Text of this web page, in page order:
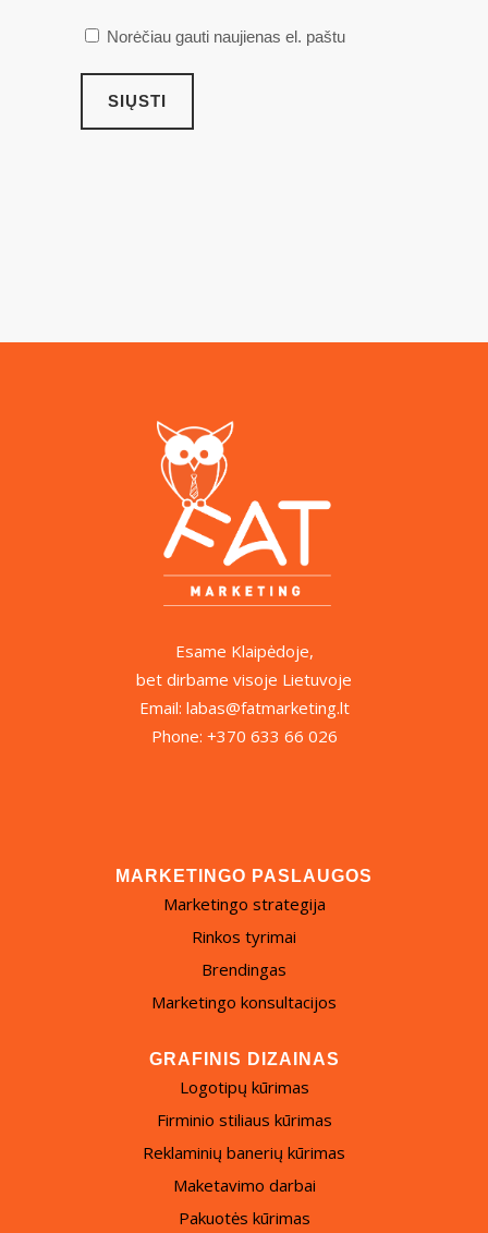
Norėčiau gauti naujienas el. paštu
Esame Klaipėdoje,
bet dirbame visoje Lietuvoje
Email: labas@fatmarketing.lt
Phone: +370 633 66 026
MARKETINGO PASLAUGOS
Marketingo strategija
Rinkos tyrimai
Brendingas
Marketingo konsultacijos
GRAFINIS DIZAINAS
Logotipų kūrimas
Firminio stiliaus kūrimas
Reklaminių banerių kūrimas
Maketavimo darbai
Pakuotės kūrimas